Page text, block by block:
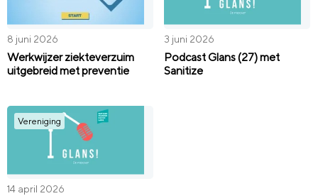
8 juni 2026
Werkwijzer ziekteverzuim
uitgebreid met preventie
3 juni 2026
Podcast Glans (27) met
Sanitize
Vereniging
14 april 2026